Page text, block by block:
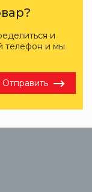
и
телефон и мы
Отправить